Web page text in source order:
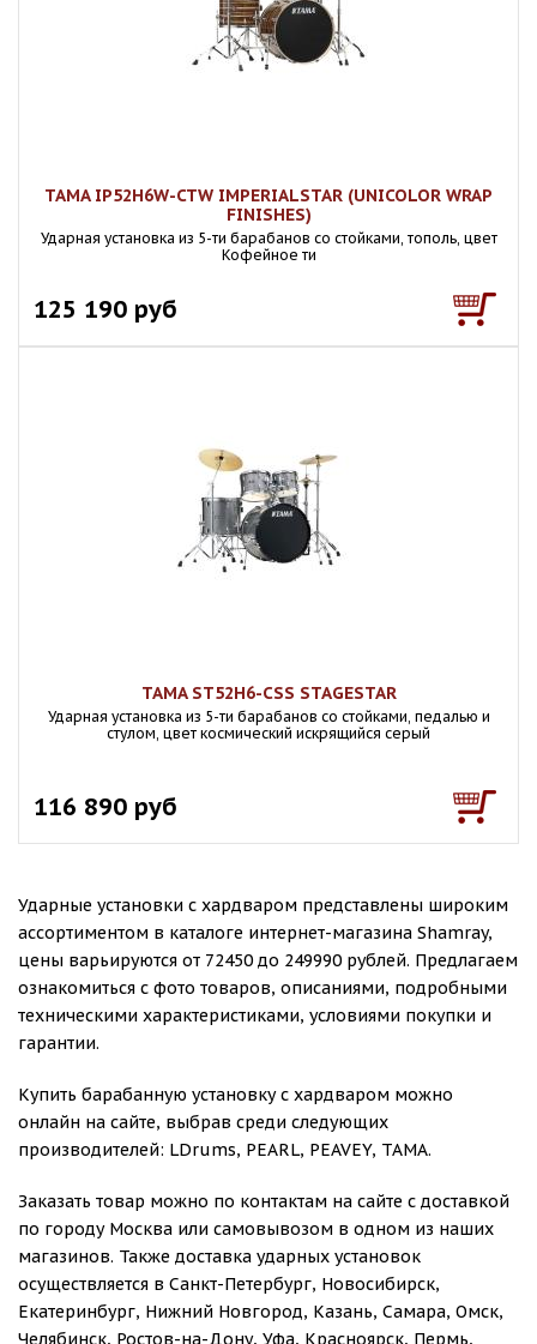
TAMA IP52H6W-CTW IMPERIALSTAR (UNICOLOR WRAP
FINISHES)
Ударная установка из 5-ти барабанов со стойками, тополь, цвет
Кофейное ти
125 190 руб
TAMA ST52H6-CSS STAGESTAR
Ударная установка из 5-ти барабанов со стойками, педалью и
стулом, цвет космический искрящийся серый
116 890 руб
Ударные установки с хардваром представлены широким
ассортиментом в каталоге интернет-магазина Shamray,
цены варьируются от 72450 до 249990 рублей. Предлагаем
ознакомиться с фото товаров, описаниями, подробными
техническими характеристиками, условиями покупки и
гарантии.
Купить барабанную установку с хардваром можно
онлайн на сайте, выбрав среди следующих
производителей: LDrums, PEARL, PEAVEY, TAMA.
Заказать товар можно по контактам на сайте с доставкой
по городу Москва или самовывозом в одном из наших
магазинов. Также доставка ударных установок
осуществляется в Санкт-Петербург, Новосибирск,
Екатеринбург, Нижний Новгород, Казань, Самара, Омск,
Челябинск, Ростов-на-Дону, Уфа, Красноярск, Пермь,